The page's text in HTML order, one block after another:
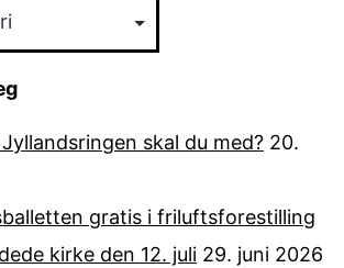
skal du med? 20.
gratis i friluftsforestilling
kirke den 12. juli 29. juni 2026